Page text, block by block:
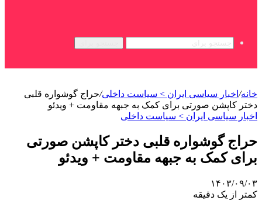
خانه/ اخبار سیاسی ایران > سیاست داخلی/حراج گوشواره قلبی
دختر کاپشن صورتی برای کمک به جبهه مقاومت + ویدئو
اخبار سیاسی ایران > سیاست داخلی
حراج گوشواره قلبی دختر کاپشن صورتی
برای کمک به جبهه مقاومت + ویدئو
۱۴۰۳/۰۹/۰۳
کمتر از یک دقیقه